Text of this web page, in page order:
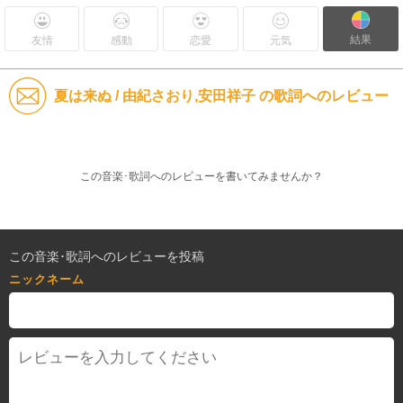
友情 感動 恋愛 元気 結果
夏は来ぬ / 由紀さおり,安田祥子 の歌詞へのレビュー
この音楽･歌詞へのレビューを書いてみませんか？
この音楽･歌詞へのレビューを投稿
ニックネーム